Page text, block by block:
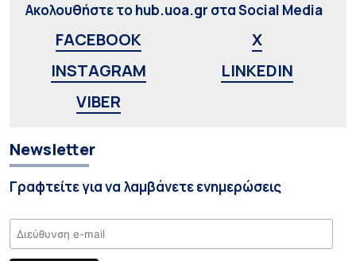
Ακολουθήστε το hub.uoa.gr στα Social Media
FACEBOOK
X
INSTAGRAM
LINKEDIN
VIBER
Newsletter
Γραφτείτε για να λαμβάνετε ενημερώσεις